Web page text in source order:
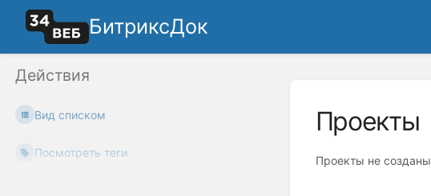
БитриксДок
Действия
Вид списком
Посмотреть теги
Проекты
Проекты не созданы